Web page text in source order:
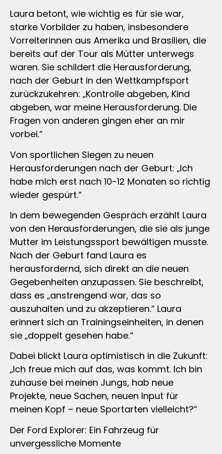
Laura betont, wie wichtig es für sie war,
starke Vorbilder zu haben, insbesondere
Vorreiterinnen aus Amerika und Brasilien, die
bereits auf der Tour als Mütter unterwegs
waren. Sie schildert die Herausforderung,
nach der Geburt in den Wettkampfsport
zurückzukehren: „Kontrolle abgeben, Kind
abgeben, war meine Herausforderung. Die
Fragen von anderen gingen eher an mir
vorbei.“
Von sportlichen Siegen zu neuen
Herausforderungen nach der Geburt: „Ich
habe mich erst nach 10-12 Monaten so richtig
wieder gespürt.“
In dem bewegenden Gespräch erzählt Laura
von den Herausforderungen, die sie als junge
Mutter im Leistungssport bewältigen musste.
Nach der Geburt fand Laura es
herausfordernd, sich direkt an die neuen
Gegebenheiten anzupassen. Sie beschreibt,
dass es „anstrengend war, das so
auszuhalten und zu akzeptieren.“ Laura
erinnert sich an Trainingseinheiten, in denen
sie „doppelt gesehen habe.“
Dabei blickt Laura optimistisch in die Zukunft:
„Ich freue mich auf das, was kommt. Ich bin
zuhause bei meinen Jungs, hab neue
Projekte, neue Sachen, neuen Input für
meinen Kopf – neue Sportarten vielleicht?“
Der Ford Explorer: Ein Fahrzeug für
unvergessliche Momente